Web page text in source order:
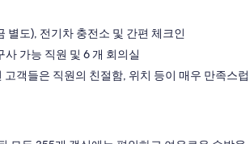
별도), 전기차 충전소 및 간편 체크인
가능 직원 및 6 개 회의실
고객들은 직원의 친절함, 위치 등이 매우 만족스럽